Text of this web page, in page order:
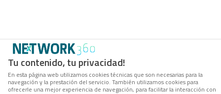
Tu contenido, tu privacidad!
En esta página web utilizamos cookies técnicas que son necesarias para la
navegación y la prestación del servicio. También utilizamos cookies para
ofrecerle una mejor experiencia de navegación, para facilitar la interacción con